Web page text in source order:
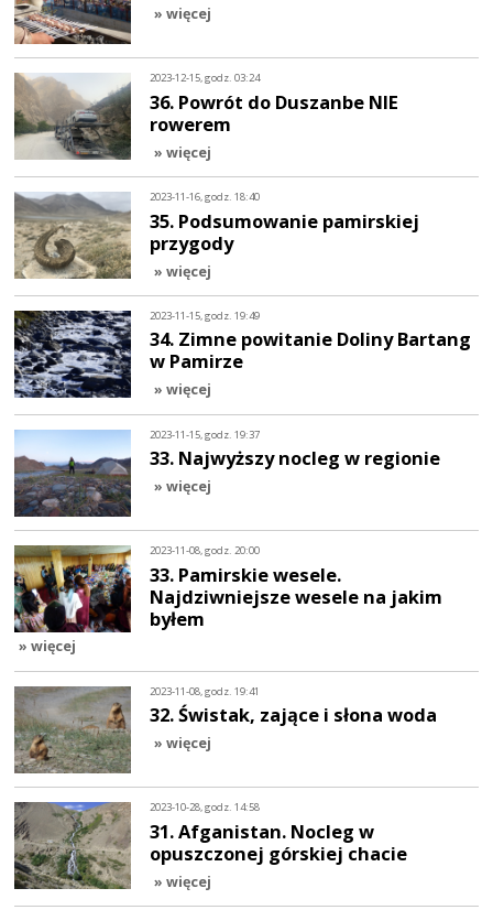
» więcej
2023-12-15, godz. 03:24
36. Powrót do Duszanbe NIE
rowerem
» więcej
2023-11-16, godz. 18:40
35. Podsumowanie pamirskiej
przygody
» więcej
2023-11-15, godz. 19:49
34. Zimne powitanie Doliny Bartang
w Pamirze
» więcej
2023-11-15, godz. 19:37
33. Najwyższy nocleg w regionie
» więcej
2023-11-08, godz. 20:00
33. Pamirskie wesele.
Najdziwniejsze wesele na jakim
byłem
» więcej
2023-11-08, godz. 19:41
32. Świstak, zające i słona woda
» więcej
2023-10-28, godz. 14:58
31. Afganistan. Nocleg w
opuszczonej górskiej chacie
» więcej